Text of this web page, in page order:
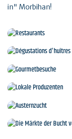
in" Morbihan!